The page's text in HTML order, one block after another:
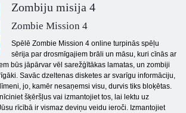
Zombiju misija 4
Zombie Mission 4
Spēlē Zombie Mission 4 online turpinās spēļu
sērija par drosmīgajiem brāli un māsu, kuri cīnās ar
būs jāpārvar vēl sarežģītākas lamatas, un zombiji
Savāc dzeltenas disketes ar svarīgu informāciju,
jo, kamēr nesaņemsi visu, durvis tiks bloķētas.
šķēršļus vai izmantojiet tos, lai lektu uz
rīcībā ir vismaz deviņu veidu ieroči. Izmantojiet